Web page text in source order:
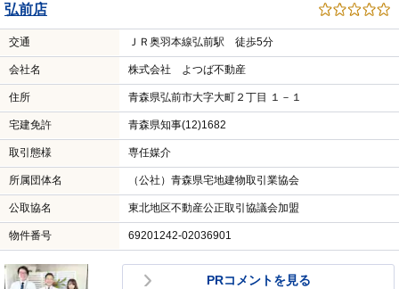
弘前店
交通 ＪＲ奥羽本線弘前駅 徒歩5分
会社名 株式会社 よつば不動産
住所 青森県弘前市大字大町２丁目 １－１
宅建免許 青森県知事(12)1682
取引態様 専任媒介
所属団体名 （公社）青森県宅地建物取引業協会
公取協名 東北地区不動産公正取引協議会加盟
物件番号 69201242-02036901
PRコメントを見る